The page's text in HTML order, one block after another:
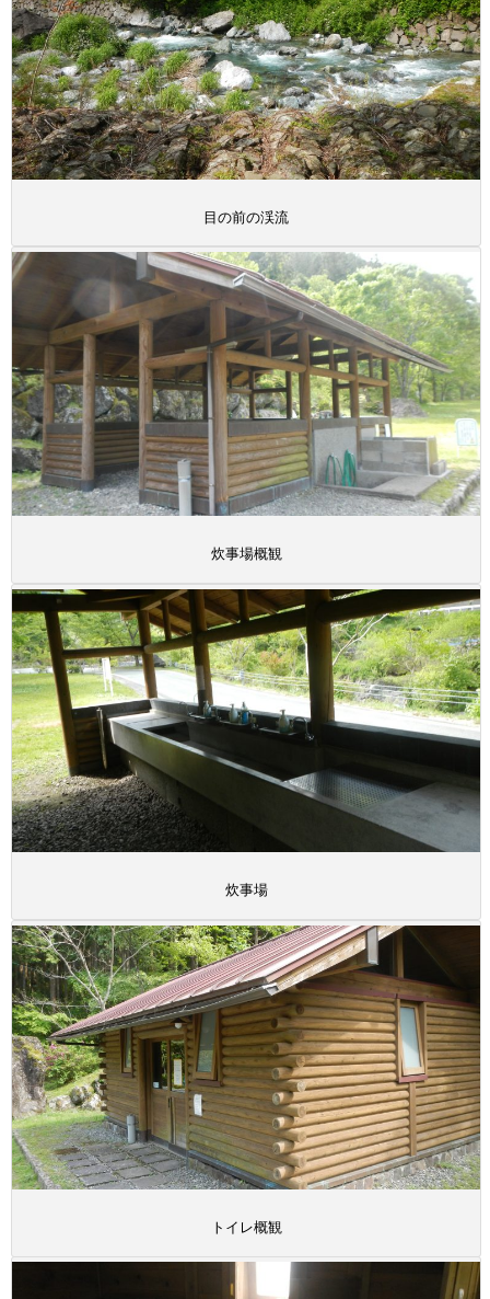
目の前の渓流
炊事場概観
炊事場
トイレ概観